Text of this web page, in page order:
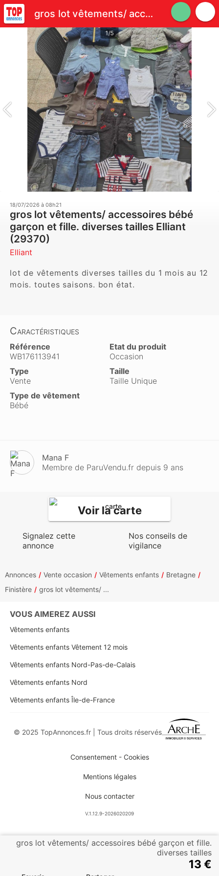
gros lot vêtements/ accessoires bébé garçon et fille. diverses tailles
1/5
18/07/2026 à 08h21
gros lot vêtements/ accessoires bébé
garçon et fille. diverses tailles Elliant
(29370)
Elliant
lot de vêtements diverses tailles du 1 mois au 12
mois. toutes saisons. bon état.
Caractéristiques
Référence
WB176113941
Etat du produit
Occasion
Type
Vente
Taille
Taille Unique
Type de vêtement
Bébé
Mana F
Membre de ParuVendu.fr depuis 9 ans
Voir la carte
Signalez cette
annonce
Nos conseils de
vigilance
gros lot vêtements/ accessoires bébé garçon et fille.
diverses tailles
13 €
Annonces Vente occasion Vêtements enfants
Bretagne
Finistère
gros lot vêtements/ ...
VOUS AIMEREZ AUSSI
Vêtements enfants
Vêtements enfants Vêtement 12 mois
Vêtements enfants Nord-Pas-de-Calais
Vêtements enfants Nord
Vêtements enfants Île-de-France
© 2025 TopAnnonces.fr | Tous droits réservés
Consentement - Cookies
Mentions légales
Nous contacter
V.1.12.9-2026020209